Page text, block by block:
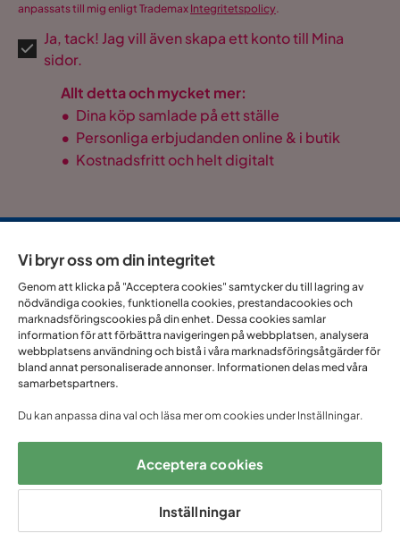
anpassats till mig enligt Trademax Integritetspolicy.
Ja, tack! Jag vill även skapa ett konto till Mina
sidor.
Allt detta och mycket mer:
• Dina köp samlade på ett ställe
• Personliga erbjudanden online & i butik
• Kostnadsfritt och helt digitalt
Prisgaranti
köp
leverans
Hjälp & kontakt
Sortiment & erbjudande
Vi finns i flera länder
Vi bryr oss om din integritet
Genom att klicka på "Acceptera cookies" samtycker du till lagring av
nödvändiga cookies, funktionella cookies, prestandacookies och
marknadsföringscookies på din enhet. Dessa cookies samlar
information för att förbättra navigeringen på webbplatsen, analysera
webbplatsens användning och bistå i våra marknadsföringsåtgärder för
bland annat personaliserade annonser. Informationen delas med våra
samarbetspartners.
Du kan anpassa dina val och läsa mer om cookies under Inställningar.
Acceptera cookies
Inställningar